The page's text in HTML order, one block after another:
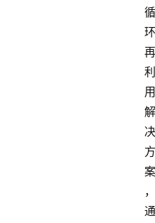
循
环
再
利
用
解
决
方
案
，
通